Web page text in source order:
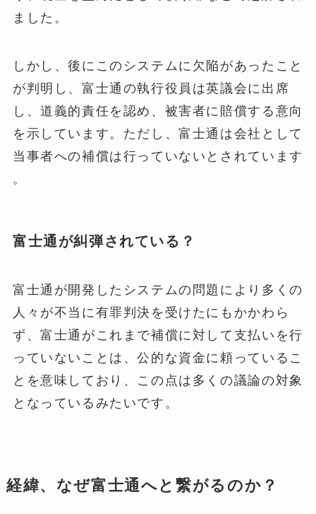
ました。
しかし、後にこのシステムに欠陥があったこと
が判明し、富士通の執行役員は英議会に出席
し、道義的責任を認め、被害者に賠償する意向
を示しています。ただし、富士通は会社として
当事者への補償は行っていないとされています​
。
富士通が糾弾されている？
富士通が開発したシステムの問題により多くの
人々が不当に有罪判決を受けたにもかかわら
ず、富士通がこれまで補償に対して支払いを行
っていないことは、公的な資金に頼っているこ
とを意味しており、この点は多くの議論の対象
となっているみたいです。
経緯、なぜ富士通へと繋がるのか？